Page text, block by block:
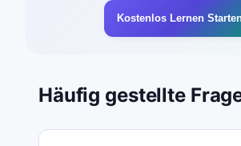
Kostenlos Lernen
Häufig gestellte